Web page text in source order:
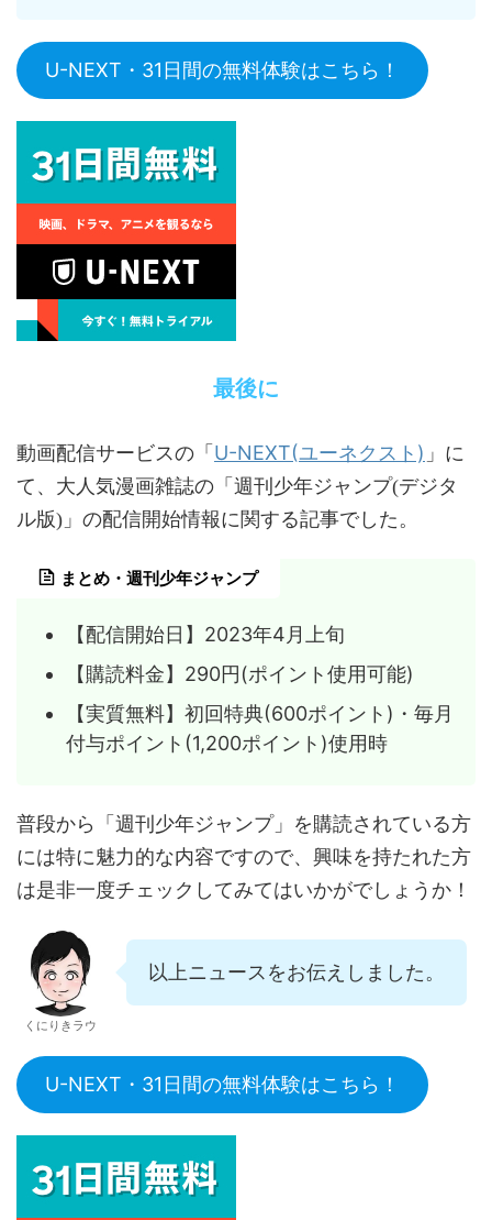
U-NEXT・31日間の無料体験はこちら！
最後に
動画配信サービスの「 U-NEXT(ユーネクスト) 」に
て、大人気漫画雑誌の「週刊少年ジャンプ(デジタ
ル版)」の配信開始情報に関する記事でした。
まとめ・週刊少年ジャンプ
【配信開始日】2023年4月上旬
【購読料金】290円(ポイント使用可能)
【実質無料】初回特典(600ポイント)・毎月
付与ポイント(1,200ポイント)使用時
普段から「週刊少年ジャンプ」を購読されている方
には特に魅力的な内容ですので、興味を持たれた方
は是非一度チェックしてみてはいかがでしょうか！
くにりきラウ
以上ニュースをお伝えしました。
U-NEXT・31日間の無料体験はこちら！